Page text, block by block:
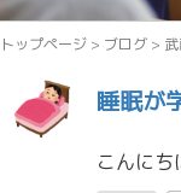
トップページ > ブログ >
睡眠が